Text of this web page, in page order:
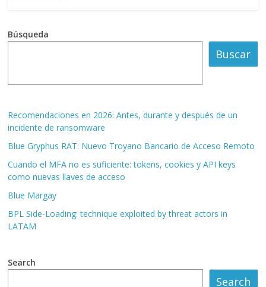
Búsqueda
Buscar
Recomendaciones en 2026: Antes, durante y después de un
incidente de ransomware
Blue Gryphus RAT: Nuevo Troyano Bancario de Acceso Remoto
Cuando el MFA no es suficiente: tokens, cookies y API keys
como nuevas llaves de acceso
Blue Margay
BPL Side-Loading: technique exploited by threat actors in
LATAM
Search
Search